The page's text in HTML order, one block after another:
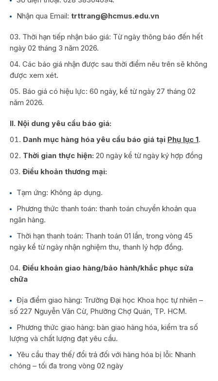
Nhận qua Email: trttrang@hcmus.edu.vn
Thời hạn tiếp nhận báo giá: Từ ngày thông báo đến hết
ngày 02 tháng 3 năm 2026.
Các báo giá nhận được sau thời điểm nêu trên sẽ không
được xem xét.
Báo giá có hiệu lực: 60 ngày, kể từ ngày 27 tháng 02
năm 2026.
II. Nội dung yêu cầu báo giá:
Danh mục hàng hóa yêu cầu báo giá tại Phụ lục 1.
Thời gian thực hiện: 20 ngày kể từ ngày ký hợp đồng
Điều khoản thương mại:
Tạm ứng: Không áp dụng.
Phương thức thanh toán: thanh toán chuyển khoản qua
ngân hàng.
Thời hạn thanh toán: Thanh toán 01 lần, trong vòng 45
ngày kể từ ngày nhận nghiệm thu, thanh lý hợp đồng.
Điều khoản giao hàng/bảo hành/khắc phục sửa
chữa
Địa điểm giao hàng: Trường Đại học Khoa học tự nhiên –
số 227 Nguyễn Văn Cừ, Phường Chợ Quán, TP. HCM.
Phương thức giao hàng: bàn giao hàng hóa, kiểm tra số
lượng và chất lượng đạt yêu cầu.
Yêu cầu thay thế/ đổi trả đối với hàng hóa bị lỗi: Nhanh
chóng – tối đa trong vòng 02 ngày